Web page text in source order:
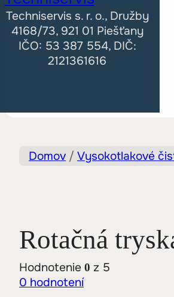
Techniservis s. r. o., Družby
4168/73, 921 01 Piešťany
IČO: 53 387 554, DIČ:
2121361616
Domov / Vysokotlakové
Rotačná
Hodnotenie 0 z 5
0 hodnotení